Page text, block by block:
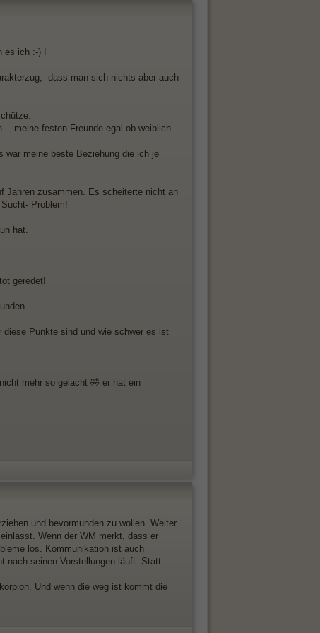
es ich :-) !
dass man sich nichts aber auch
meine festen Freunde egal ob weiblich
war meine beste Beziehung die ich je
Jahren zusammen. Es scheiterte nicht an
Problem!
hat.
geredet!
Punkte sind und wie schwer es ist
mehr so gelacht 🤣 er hat ein
und bevormunden zu wollen. Weiter
Wenn der WM merkt, dass er
los. Kommunikation ist auch
nach seinen Vorstellungen läuft. Statt
Und wenn die weg ist kommt die